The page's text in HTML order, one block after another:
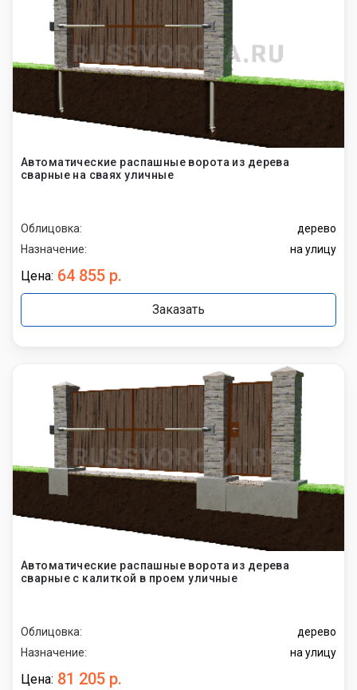
Автоматические распашные ворота из дерева
сварные на сваях уличные
Облицовка:
дерево
Назначение:
на улицу
Цена: 64 855 р.
Заказать
Автоматические распашные ворота из дерева
сварные с калиткой в проем уличные
Облицовка:
дерево
Назначение:
на улицу
Цена: 81 205 р.